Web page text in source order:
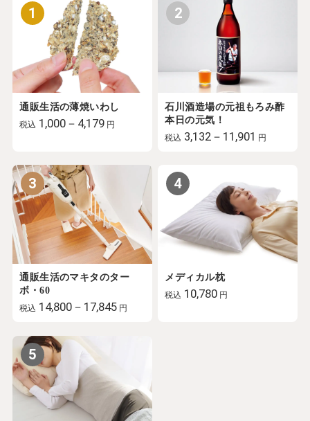
通販生活の薄焼いわし
税込 1,000－4,179 円
1
石川酒造場の元祖もろみ酢
本日の元気！
税込 3,132－11,901 円
2
通販生活のマキタのター
ボ・60
税込 14,800－17,845 円
3
メディカル枕
税込 10,780 円
4
5